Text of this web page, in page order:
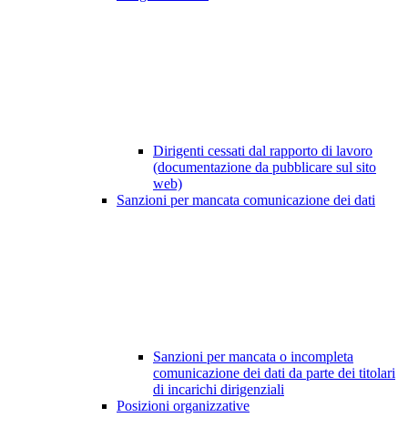
Dirigenti cessati dal rapporto di lavoro
(documentazione da pubblicare sul sito
web)
Sanzioni per mancata comunicazione dei dati
Sanzioni per mancata o incompleta
comunicazione dei dati da parte dei titolari
di incarichi dirigenziali
Posizioni organizzative